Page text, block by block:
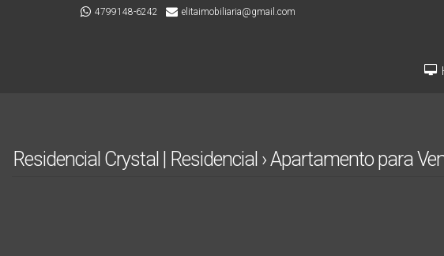
4799148-6242 elitaimobiliaria@gmail.com
Residencial Crystal | Residencial › Apartamento para